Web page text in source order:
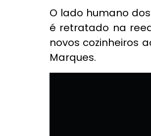
O lado humano
é retratado na
novos cozinheiros
Marques.